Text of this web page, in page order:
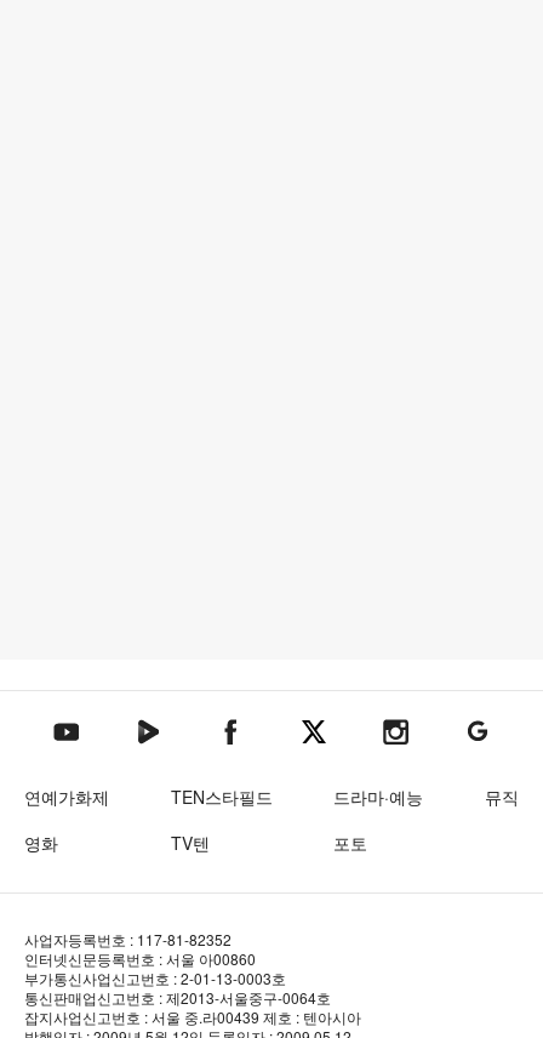
텐아시아 유튜브텐아시아 네이버TV텐아시아 페이스북텐아시아 엑스텐아시아 인스타그램
텐아시아
연예가화제 TEN스타필드 드라마·예능
뮤직
영화
TV텐 포토
사업자등록번호 : 117-81-82352
인터넷신문등록번호 : 서울 아00860
부가통신사업신고번호 : 2-01-13-0003호
통신판매업신고번호 : 제2013-서울중구-0064호
잡지사업신고번호 : 서울 중.라00439 제호 : 텐아시아